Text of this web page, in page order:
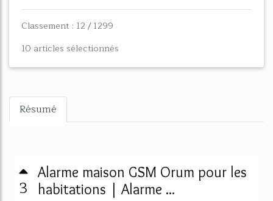
Classement : 12 / 1299
10 articles sélectionnés
Résumé
3
Alarme maison GSM Orum pour les
habitations | Alarme ...